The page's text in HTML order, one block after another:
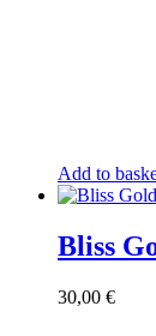
Add to
Bliss
30,00 €